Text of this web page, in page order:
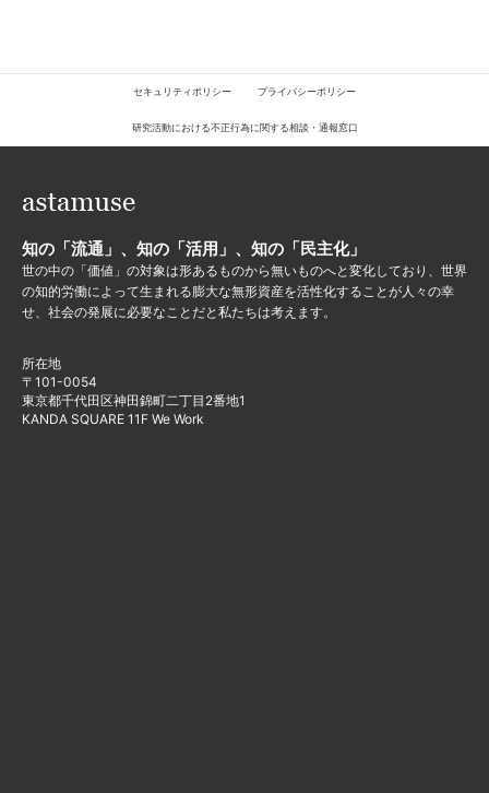
セキュリティポリシー プライバシーポリシー
研究活動における不正行為に関する相談・通報窓口
知の「流通」、知の「活用」、知の「民主化」
世の中の「価値」の対象は形あるものから無いものへと変化しており、世界
の知的労働によって生まれる膨大な無形資産を活性化することが人々の幸
せ、社会の発展に必要なことだと私たちは考えます。
所在地
〒101-0054
東京都千代田区神田錦町二丁目2番地1
KANDA SQUARE 11F We Work